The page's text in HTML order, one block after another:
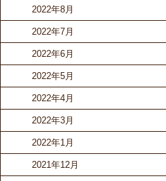
2022年8月
2022年7月
2022年6月
2022年5月
2022年4月
2022年3月
2022年1月
2021年12月